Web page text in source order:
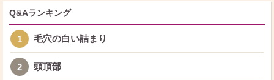
Q&Aランキング
1 毛穴の白い詰まり
2 頭頂部